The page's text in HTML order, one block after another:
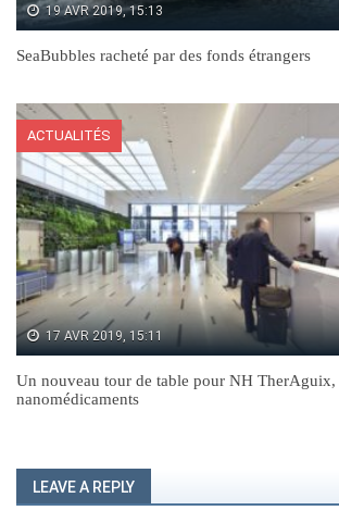
19 AVR 2019, 15:13
SeaBubbles racheté par des fonds étrangers
ACTUALITÉS
17 AVR 2019, 15:11
Un nouveau tour de table pour NH TherAguix,
nanomédicaments
LEAVE A REPLY